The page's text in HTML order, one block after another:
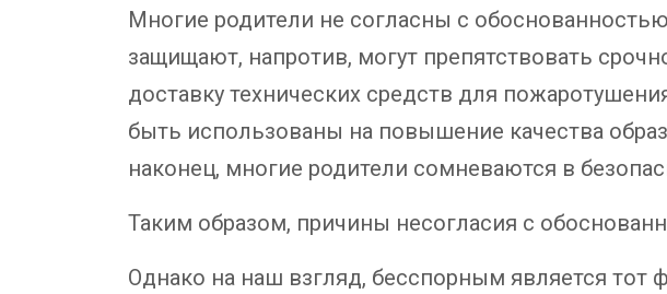
Многие родители не согласны с
защищают, напротив, могут препятствовать
доставку технических средств для
быть использованы на повышение качества
наконец, многие родители сомневаются в
Таким образом, причины несогласия с
Однако на наш взгляд, бесспорным является тот